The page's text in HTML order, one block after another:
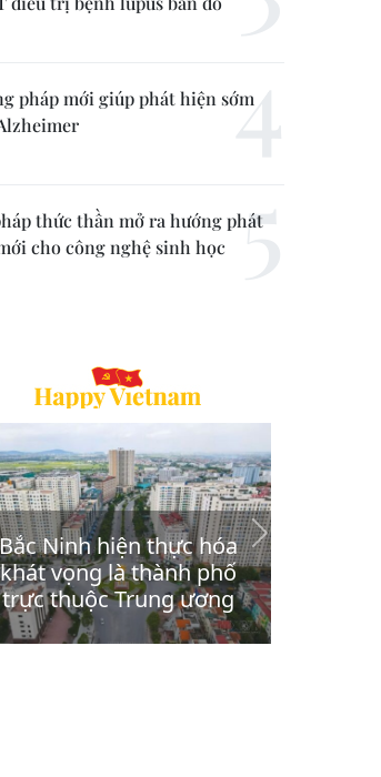
pháp mới giúp phát hiện sớm
thức thần mở ra hướng phát
cho công nghệ sinh học